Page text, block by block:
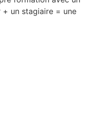
un stagiaire = une